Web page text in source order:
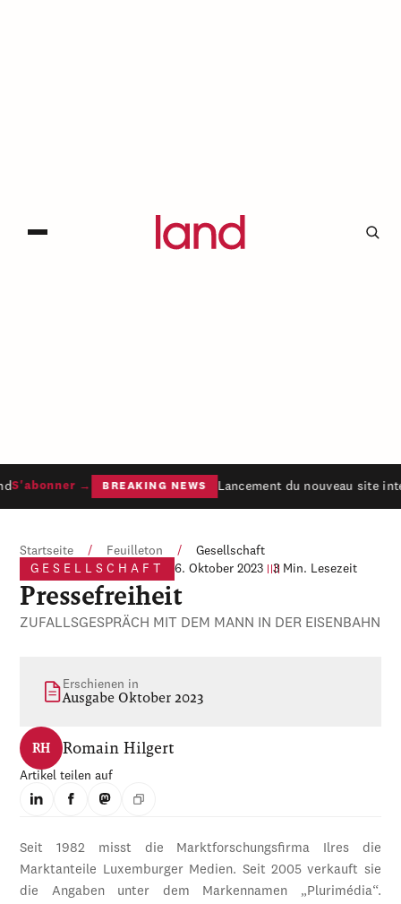
S'abonner → BREAKING NEWS Lancement du nouveau site
Startseite / Feuilleton /
Gesellschaft
GESELLSCHAFT
6. Oktober 2023 3 Min. Lesezeit
Pressefreiheit
ZUFALLSGESPRÄCH MIT DEM MANN IN DER EISENBAHN
Erschienen in
Ausgabe Oktober 2023
RH Romain Hilgert
Artikel teilen auf
Seit 1982 misst die Marktforschungsfirma Ilres die
Marktanteile Luxemburger Medien. Seit 2005 verkauft sie
die Angaben unter dem Markennamen „Plurimédia“.